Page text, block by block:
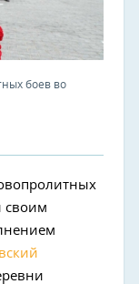
боев во
своим